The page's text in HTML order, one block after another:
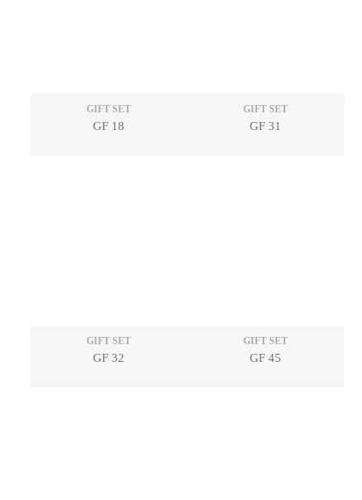
GIFT SET
GF 18
GIFT SET
GF 31
GIFT SET
GF 32
GIFT SET
GF 45